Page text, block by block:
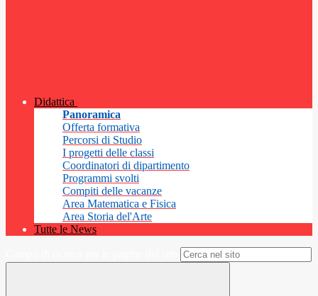
Didattica
Panoramica
Offerta formativa
Percorsi di Studio
I progetti delle classi
Coordinatori di dipartimento
Programmi svolti
Compiti delle vacanze
Area Matematica e Fisica
Area Storia del'Arte
Tutte le News